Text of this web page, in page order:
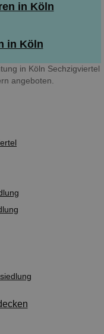
in Köln
in Köln
in Köln Sechzigviertel
angeboten.